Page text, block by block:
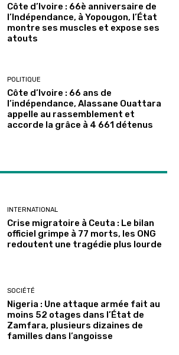
Côte d’Ivoire : 66è anniversaire de
l’Indépendance, à Yopougon, l’État
montre ses muscles et expose ses
atouts
POLITIQUE
Côte d’Ivoire : 66 ans de
l’indépendance, Alassane Ouattara
appelle au rassemblement et
accorde la grâce à 4 661 détenus
INTERNATIONAL
Crise migratoire à Ceuta : Le bilan
officiel grimpe à 77 morts, les ONG
redoutent une tragédie plus lourde
SOCIÉTÉ
Nigeria : Une attaque armée fait au
moins 52 otages dans l’État de
Zamfara, plusieurs dizaines de
familles dans l’angoisse